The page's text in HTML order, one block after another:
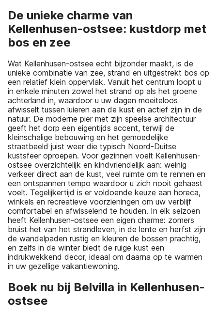
De unieke charme van
Kellenhusen-ostsee: kustdorp met
bos en zee
Wat Kellenhusen-ostsee echt bijzonder maakt, is de
unieke combinatie van zee, strand en uitgestrekt bos op
een relatief klein oppervlak. Vanuit het centrum loopt u
in enkele minuten zowel het strand op als het groene
achterland in, waardoor u uw dagen moeiteloos
afwisselt tussen luieren aan de kust en actief zijn in de
natuur. De moderne pier met zijn speelse architectuur
geeft het dorp een eigentijds accent, terwijl de
kleinschalige bebouwing en het gemoedelijke
straatbeeld juist weer die typisch Noord-Duitse
kustsfeer oproepen. Voor gezinnen voelt Kellenhusen-
ostsee overzichtelijk en kindvriendelijk aan: weinig
verkeer direct aan de kust, veel ruimte om te rennen en
een ontspannen tempo waardoor u zich nooit gehaast
voelt. Tegelijkertijd is er voldoende keuze aan horeca,
winkels en recreatieve voorzieningen om uw verblijf
comfortabel en afwisselend te houden. In elk seizoen
heeft Kellenhusen-ostsee een eigen charme: zomers
bruist het van het strandleven, in de lente en herfst zijn
de wandelpaden rustig en kleuren de bossen prachtig,
en zelfs in de winter biedt de ruige kust een
indrukwekkend decor, ideaal om daarna op te warmen
in uw gezellige vakantiewoning.
Boek nu bij Belvilla in Kellenhusen-
ostsee